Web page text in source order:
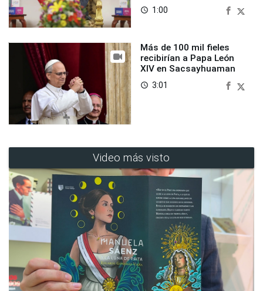
access_time 1:00
Más de 100 mil fieles
recibirían a Papa León
XIV en Sacsayhuaman
access_time 3:01
Video más visto